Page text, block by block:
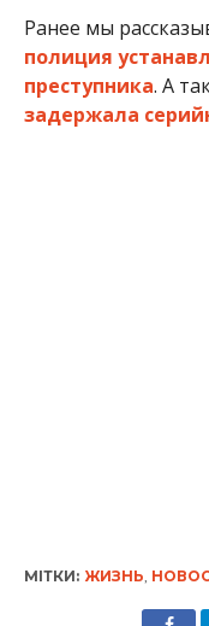
Ранее мы
полиция
преступника. А
задержала